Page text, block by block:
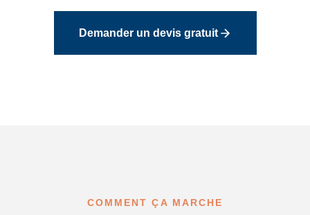
Demander un devis gratuit
COMMENT ÇA MARCHE